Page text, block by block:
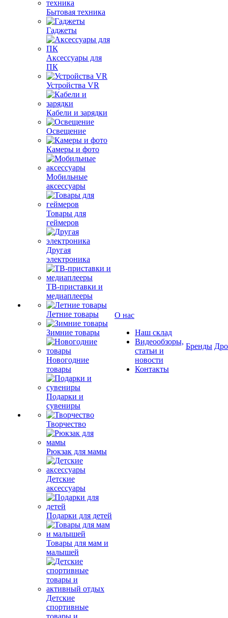
Бытовая техника
Гаджеты
Аксессуары для
ПК
Устройства VR
Кабели и зарядки
Освещение
Камеры и фото
Мобильные
аксессуары
Товары для
геймеров
Другая
электроника
ТВ-приставки и
медиаплееры
Летние товары
Зимние товары
Новогодние
товары
Подарки и
сувениры
Творчество
Рюкзак для мамы
Детские
аксессуары
Подарки для детей
Товары для мам и
малышей
Детские
спортивные
товары и
О нас
Наш склад
Видеообзоры,
статьи и
новости
Контакты
Бренды